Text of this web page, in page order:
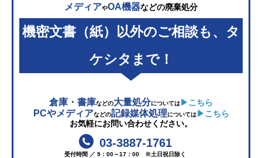
メディアやOA機器などの廃棄処分
機密文書（紙）以外のご相談も、タ
ケシタまで！
倉庫・書庫などの大量処分については ▶こちら
PCやメディアなどの記録媒体処理については▶こちら
お気軽にお問い合わせください。
03-3887-1761
受付時間 ／ 9：00～17：00 ※土日祝日除く